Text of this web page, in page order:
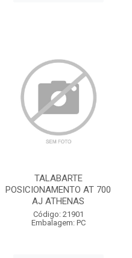
TALABARTE
POSICIONAMENTO AT 700
AJ ATHENAS
Código: 21901
Embalagem: PC